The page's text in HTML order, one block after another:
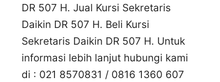
DR 507 H. Jual Kursi Sekretaris
Daikin DR 507 H. Beli Kursi
Sekretaris Daikin DR 507 H. Untuk
informasi lebih lanjut hubungi kami
di : 021 8570831 / 0816 1360 607